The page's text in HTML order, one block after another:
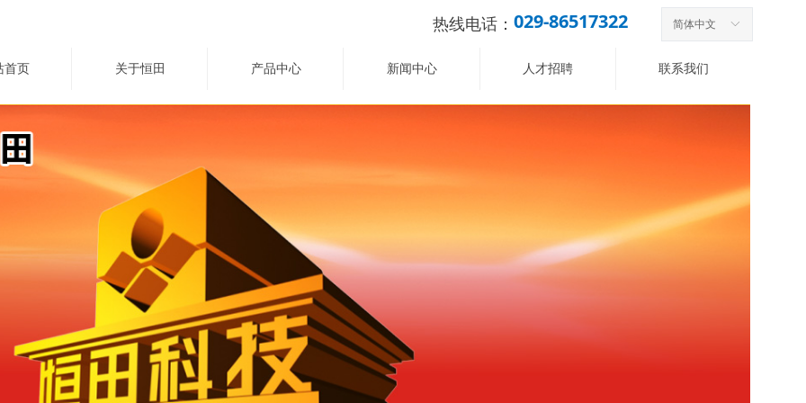
热线电话： 029-86517322 ꀅ
简体中文
首页 关于恒田 产品中心 新闻中心 人才招聘 联系我们